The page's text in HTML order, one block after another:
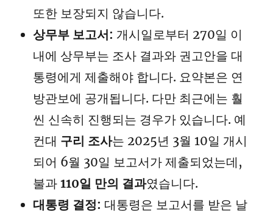
또한 보장되지 않습니다.
상무부 보고서: 개시일로부터 270일 이
내에 상무부는 조사 결과와 권고안을 대
통령에게 제출해야 합니다. 요약본은 연
방관보에 공개됩니다. 다만 최근에는 훨
씬 신속히 진행되는 경우가 있습니다. 예
컨대 구리 조사는 2025년 3월 10일 개시
되어 6월 30일 보고서가 제출되었는데,
불과110일 만의 결과였습니다.
대통령 결정: 대통령은 보고서를 받은 날